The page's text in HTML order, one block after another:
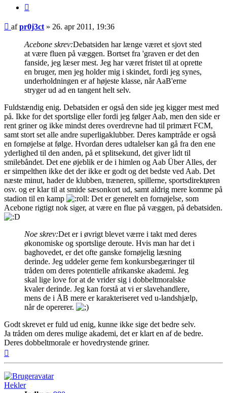
Indlæg
afpr0j3ct » 26. apr 2011, 19:36
Acebone skrev:Debatsiden har længe været et sjovt sted
at være fluen på væggen. Bortset fra 'graven er det den
fanside, jeg læser mest. Jeg har været fristet til at oprette
en bruger, men jeg holder mig i skindet, fordi jeg synes,
underholdningen er af højeste klasse, når AaB'erne
stryger ud ad en tangent helt selv.
Fuldstændig enig. Debatsiden er også den side jeg kigger mest med
på. Ikke for det sportslige eller fordi jeg følger Aab, men den side er
rent griner og ikke mindst deres overdrevne had til primært FCM,
samt stort set alle andre superligaklubber. Deres kamptråde er også
en fornøjelse at følge. Hvordan deres udtalelser kan gå fra den ene
yderlighed til den anden, på et splitsekund, det giver lidt til
smilebåndet. Det ene øjeblik er de i himlen og Aab Über Alles, der
er simpelthen ikke det der ikke er godt og det bedste ved Aab. Det
næste minut, hader de klubben, træneren, spillerne, sportsdirektøren
osv. og er klar til at smide sæsonkort ud, samt aldrig mere komme på
stadion til en kamp
Det er generelt en fornøjelse, som
Acebone rigtigt nok siger, at være en flue på væggen, på debatsiden.
Noe skrev:Det er i øvrigt blevet værre i takt med deres
økonomiske og sportslige deroute. Hvis man har det i
baghovedet, er det ofte ganske fornøjelig læsning
derinde. Jeg uddeler gerne fem konkursbegæringer til
tråden om deres potentielle afrikanske akademi. Jeg
skal lige love for at de vrider sig i dobbeltmoralske
kvaler derinde. Jeg kan forstå at vi er slavehandlere,
mens de i ÅB mere er karakteriseret ved u-landshjælp,
når de opererer.
Godt skrevet er fuld ud enig, kunne ikke sige det bedre selv.
Ja tråden om deres mulige akademi, det er klart en af de bedre.
Deres dobbeltmorale er hovedrystende griner.
Hekler